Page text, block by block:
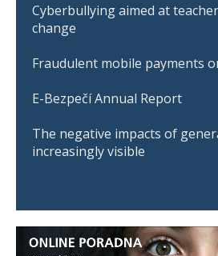
Cyberbullying aimed at
change
Fraudulent mobile payments
E-Bezpečí Annual Report
The negative impacts of
increasingly visible